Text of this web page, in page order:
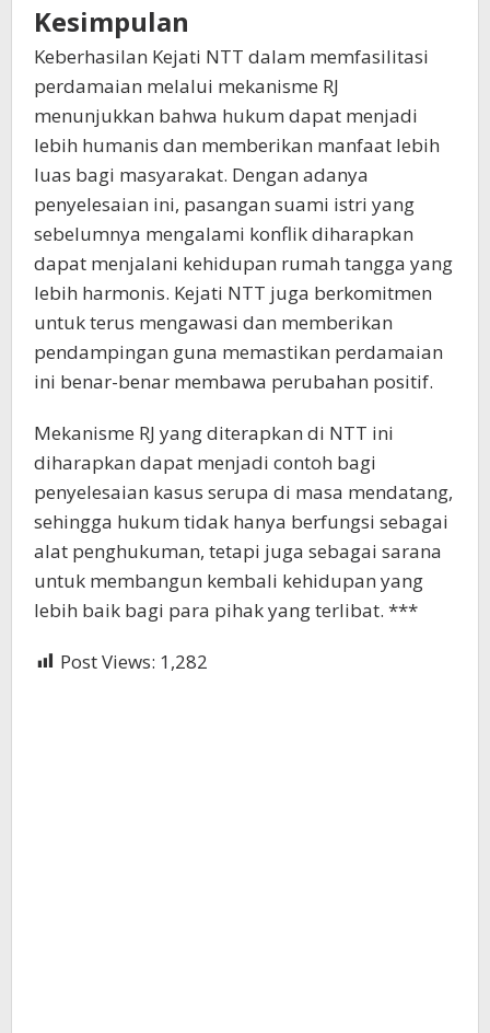
Kesimpulan
Keberhasilan Kejati NTT dalam memfasilitasi
perdamaian melalui mekanisme RJ
menunjukkan bahwa hukum dapat menjadi
lebih humanis dan memberikan manfaat lebih
luas bagi masyarakat. Dengan adanya
penyelesaian ini, pasangan suami istri yang
sebelumnya mengalami konflik diharapkan
dapat menjalani kehidupan rumah tangga yang
lebih harmonis. Kejati NTT juga berkomitmen
untuk terus mengawasi dan memberikan
pendampingan guna memastikan perdamaian
ini benar-benar membawa perubahan positif.
Mekanisme RJ yang diterapkan di NTT ini
diharapkan dapat menjadi contoh bagi
penyelesaian kasus serupa di masa mendatang,
sehingga hukum tidak hanya berfungsi sebagai
alat penghukuman, tetapi juga sebagai sarana
untuk membangun kembali kehidupan yang
lebih baik bagi para pihak yang terlibat. ***
Post Views: 1,282